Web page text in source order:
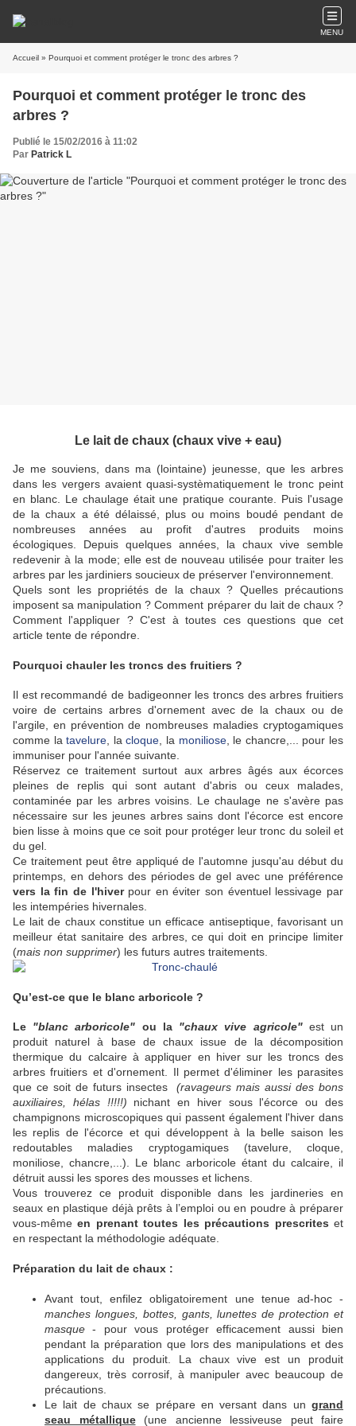
MENU
Accueil » Pourquoi et comment protéger le tronc des arbres ?
Pourquoi et comment protéger le tronc des
arbres ?
Publié le 15/02/2016 à 11:02
Par Patrick L
Le lait de chaux (chaux vive + eau)
Je me souviens, dans ma (lointaine) jeunesse, que les arbres
dans les vergers avaient quasi-systèmatiquement le tronc peint
en blanc. Le chaulage était une pratique courante. Puis l'usage
de la chaux a été délaissé, plus ou moins boudé pendant de
nombreuses années au profit d'autres produits moins
écologiques. Depuis quelques années, la chaux vive semble
redevenir à la mode; elle est de nouveau utilisée pour traiter les
arbres par les jardiniers soucieux de préserver l'environnement.
Quels sont les propriétés de la chaux ? Quelles précautions
imposent sa manipulation ? Comment préparer du lait de chaux ?
Comment l'appliquer ? C'est à toutes ces questions que cet
article tente de répondre.
Pourquoi chauler les troncs des fruitiers ?
Il est recommandé de badigeonner les troncs des arbres fruitiers
voire de certains arbres d'ornement avec de la chaux ou de
l'argile, en prévention de nombreuses maladies cryptogamiques
comme latavelure , lacloque , la moniliose, le chancre,... pour les
immuniser pour l'année suivante.
Réservez ce traitement surtout aux arbres âgés aux écorces
pleines de replis qui sont autant d'abris ou ceux malades,
contaminée par les arbres voisins. Le chaulage ne s'avère pas
nécessaire sur les jeunes arbres sains dont l'écorce est encore
bien lisse à moins que ce soit pour protéger leur tronc du soleil et
du gel.
Ce traitement peut être appliqué de l'automne jusqu'au début du
printemps, en dehors des périodes de gel avec une préférence
vers la fin de l'hiverpour en éviter son éventuel lessivage par
les intempéries hivernales.
Le lait de chaux constitue un efficace antiseptique, favorisant un
meilleur état sanitaire des arbres, ce qui doit en principe limiter
(mais non supprimer) les futurs autres traitements.
Qu’est-ce que le blanc arboricole ?
Le "blanc arboricole" ou la "chaux vive agricole"est un
produit naturel à base de chaux issue de la décomposition
thermique du calcaire à appliquer en hiver sur les troncs des
arbres fruitiers et d'ornement. Il permet d'éliminer les parasites
que ce soit de futurs insectes(ravageurs mais aussi des bons
auxiliaires, hélas !!!!!) nichant en hiver sous l'écorce ou des
champignons microscopiques qui passent également l'hiver dans
les replis de l'écorce et qui développent à la belle saison les
redoutables maladies cryptogamiques (tavelure, cloque,
moniliose, chancre,...). Le blanc arboricole étant du calcaire, il
détruit aussi les spores des mousses et lichens.
Vous trouverez ce produit disponible dans les jardineries en
seaux en plastique déjà prêts à l’emploi ouen poudre à préparer
vous-mêmeen prenant toutes les précautions prescrites et
en respectant la méthodologie adéquate.
Préparation du lait de chaux :
Avant tout, enfilez obligatoirement une tenue ad-hoc -
manches longues, bottes, gants, lunettes de protection et
masque - pour vous protéger efficacement aussi bien
pendant la préparation que lors des manipulations et des
applications du produit. La chaux vive est un produit
dangereux, très corrosif, à manipuler avec beaucoup de
précautions.
Le lait de chaux se prépare en versant dans un grand
seau métallique(une ancienne lessiveuse peut faire